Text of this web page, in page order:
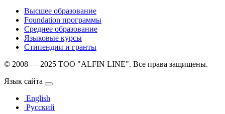
Высшее образование
Foundation программы
Среднее образование
Языковые курсы
Стипендии и гранты
© 2008 — 2025 ТОО "ALFIN LINE". Все права защищены.
Язык сайта
English
Русский